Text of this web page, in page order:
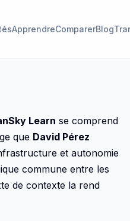
ApprendreComparerBlog
Learn se comprend
que David Pérez
et autonomie
commune entre les
de contexte la rend